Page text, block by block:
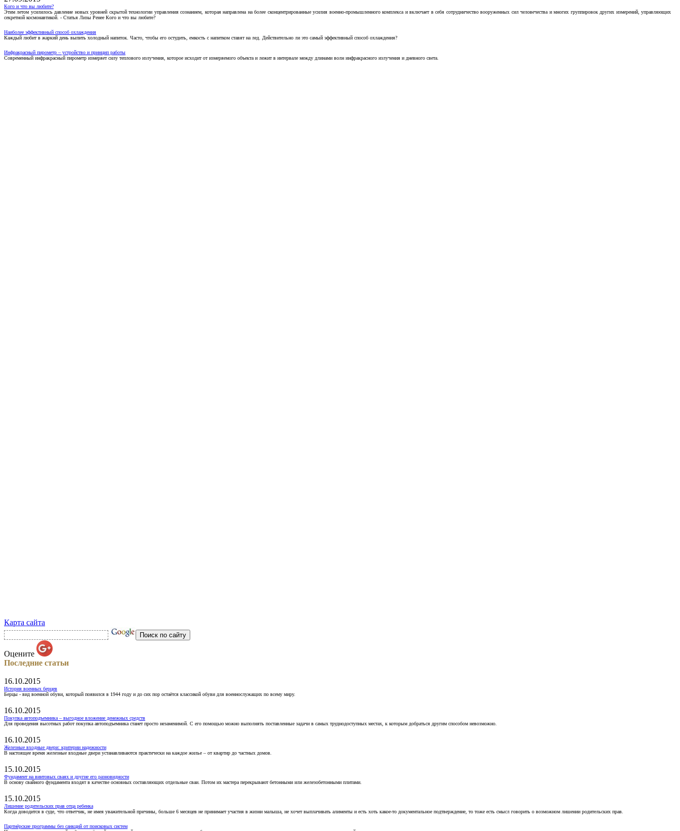
Кого и что вы любите?
Этим летом усилилось давление новых уровней скрытой технологии управления сознанием, которая направлена на более сконцентрированные усилия военно-промышленного комплекса и включает в себя сотрудничество вооруженных сил человечества и многих группировок других измерений, управляющих
секретной космонавтикой. - Статья Лизы Ренее Кого и что вы любите?
Наиболее эффективный способ охлаждения
Каждый любит в жаркий день выпить холодный напиток. Часто, чтобы его остудить, емкость с напитком ставят на лед. Действительно ли это самый эффективный способ охлаждения?
Инфракрасный пирометр – устройство и принцип работы
Современный инфракрасный пирометр измеряет силу теплового излучения, которое исходит от измеряемого объекта и лежит в интервале между длинами волн инфракрасного излучения и дневного света.
Карта сайта
Оцените
Последние статьи
16.10.2015
История военных берцев
Берцы - вид военной обуви, который появился в 1944 году и до сих пор остаётся классикой обуви для военнослужащих по всему миру.
16.10.2015
Покупка автоподъемника – выгодное вложение денежных средств
Для проведения высотных работ покупка автоподъемника станет просто незаменимой. С его помощью можно выполнять поставленные задачи в самых труднодоступных местах, к которым добраться другим способом невозможно.
16.10.2015
Железные входные двери: критерии надежности
В настоящее время железные входные двери устанавливаются практически на каждое жилье – от квартир до частных домов.
15.10.2015
Фундамент на винтовых сваях и другие его разновидности
В основу свайного фундамента входят в качестве основных составляющих отдельные сваи. Потом их мастера перекрывают бетонными или железобетонными плитами.
15.10.2015
Лишение родительских прав отца ребенка
Когда доводится в суде, что ответчик, не имея уважительной причины, больше 6 месяцев не принимает участия в жизни малыша, не хочет выплачивать алименты и есть хоть какое-то документальное подтверждение, то тоже есть смысл говорить о возможном лишении родительских прав.
Партнёрские программы без санкций от поисковых систем